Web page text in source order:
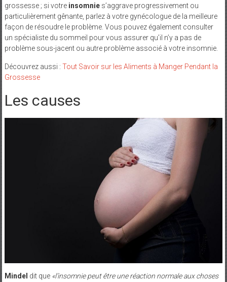
grossesse ; si votre insomnies’aggrave progressivement ou
particulièrement gênante, parlez à votre gynécologue de la meilleure
façon de résoudre le problème. Vous pouvez également consulter
un spécialiste du sommeil pour vous assurer qu’il n’y a pas de
problème sous-jacent ou autre problème associé à votre insomnie.
Découvrez aussi : Tout Savoir sur les Aliments à Manger Pendant la
Grossesse
Les causes
Mindel dit que «l’insomnie peut être une réaction normale aux choses